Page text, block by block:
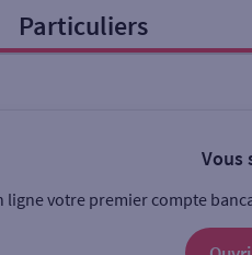
Professionnel
Ouverte le
Particuliers
Vous
ligne votre premier compte